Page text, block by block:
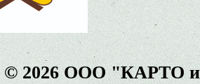
© 2026 ООО "КАРТО